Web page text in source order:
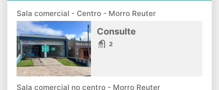
Sala comercial - Centro - Morro Reuter
Consulte
2
Sala comercial no centro - Morro Reuter